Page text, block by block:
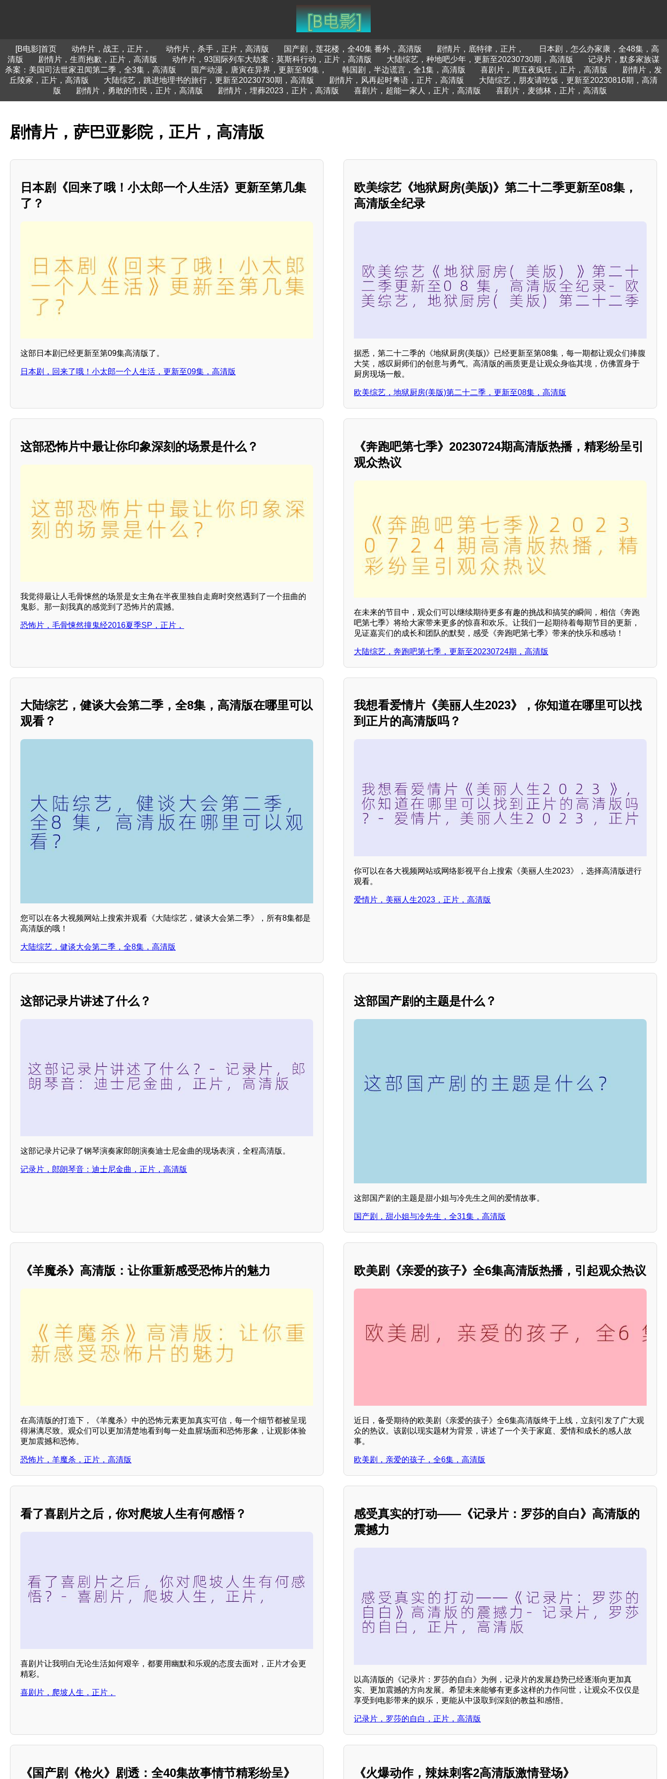
[B电影]首页 动作片，战王，正片， 动作片，杀手，正片，高清版 国产剧，莲花楼，全40集 番外，高清版 剧情片，底特律，正片，
日本剧，怎么办家康，全48集，高
清版
剧情片，生而抱歉，正片，高清版 动作片，93国际列车大劫案：莫斯科行动，正片，高清版 大陆综艺，种地吧少年，更新至20230730期，高清版
记录片，默多家族谋
杀案：美国司法世家丑闻第二季，全3集，高清版
国产动漫，唐寅在异界，更新至90集， 韩国剧，半边谎言，全1集，高清版 喜剧片，周五夜疯狂，正片，高清版
剧情片，发
丘陵冢，正片，高清版
大陆综艺，跳进地理书的旅行，更新至20230730期，高清版 剧情片，风再起时粤语，正片，高清版
大陆综艺，朋友请吃饭，更新至20230816期，高清
版
剧情片，勇敢的市民，正片，高清版 剧情片，埋葬2023，正片，高清版 喜剧片，超能一家人，正片，高清版 喜剧片，麦德林，正片，高清版
剧情片，萨巴亚影院，正片，高清版
日本剧《回来了哦！小太郎一个人生活》更新至第几集
了？
这部日本剧已经更新至第09集高清版了。
日本剧，回来了哦！小太郎一个人生活，更新至09集，高清版
欧美综艺《地狱厨房(美版)》第二十二季更新至08集，
高清版全纪录
据悉，第二十二季的《地狱厨房(美版)》已经更新至第08集，每一期都让观众们捧腹
大笑，感叹厨师们的创意与勇气。高清版的画质更是让观众身临其境，仿佛置身于
厨房现场一般。
欧美综艺，地狱厨房(美版)第二十二季，更新至08集，高清版
这部恐怖片中最让你印象深刻的场景是什么？
我觉得最让人毛骨悚然的场景是女主角在半夜里独自走廊时突然遇到了一个扭曲的
鬼影。那一刻我真的感觉到了恐怖片的震撼。
恐怖片，毛骨悚然撞鬼经2016夏季SP，正片，
《奔跑吧第七季》20230724期高清版热播，精彩纷呈引
观众热议
在未来的节目中，观众们可以继续期待更多有趣的挑战和搞笑的瞬间，相信《奔跑
吧第七季》将给大家带来更多的惊喜和欢乐。让我们一起期待着每期节目的更新，
见证嘉宾们的成长和团队的默契，感受《奔跑吧第七季》带来的快乐和感动！
大陆综艺，奔跑吧第七季，更新至20230724期，高清版
大陆综艺，健谈大会第二季，全8集，高清版在哪里可以
观看？
您可以在各大视频网站上搜索并观看《大陆综艺，健谈大会第二季》，所有8集都是
高清版的哦！
大陆综艺，健谈大会第二季，全8集，高清版
我想看爱情片《美丽人生2023》，你知道在哪里可以找
到正片的高清版吗？
你可以在各大视频网站或网络影视平台上搜索《美丽人生2023》，选择高清版进行
观看。
爱情片，美丽人生2023，正片，高清版
这部记录片讲述了什么？
这部记录片记录了钢琴演奏家郎朗演奏迪士尼金曲的现场表演，全程高清版。
记录片，郎朗琴音：迪士尼金曲，正片，高清版
这部国产剧的主题是什么？
这部国产剧的主题是甜小姐与冷先生之间的爱情故事。
国产剧，甜小姐与冷先生，全31集，高清版
《羊魔杀》高清版：让你重新感受恐怖片的魅力
在高清版的打造下，《羊魔杀》中的恐怖元素更加真实可信，每一个细节都被呈现
得淋漓尽致。观众们可以更加清楚地看到每一处血腥场面和恐怖形象，让观影体验
更加震撼和恐怖。
恐怖片，羊魔杀，正片，高清版
欧美剧《亲爱的孩子》全6集高清版热播，引起观众热议
近日，备受期待的欧美剧《亲爱的孩子》全6集高清版终于上线，立刻引发了广大观
众的热议。该剧以现实题材为背景，讲述了一个关于家庭、爱情和成长的感人故
事。
欧美剧，亲爱的孩子，全6集，高清版
看了喜剧片之后，你对爬坡人生有何感悟？
喜剧片让我明白无论生活如何艰辛，都要用幽默和乐观的态度去面对，正片才会更
精彩。
喜剧片，爬坡人生，正片，
感受真实的打动——《记录片：罗莎的自白》高清版的
震撼力
以高清版的《记录片：罗莎的自白》为例，记录片的发展趋势已经逐渐向更加真
实、更加震撼的方向发展。希望未来能够有更多这样的力作问世，让观众不仅仅是
享受到电影带来的娱乐，更能从中汲取到深刻的教益和感悟。
记录片，罗莎的自白，正片，高清版
《国产剧《枪火》剧透：全40集故事情节精彩纷呈》 《火爆动作，辣妹刺客2高清版激情登场》